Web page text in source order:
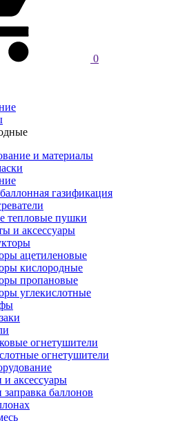
0
и материалы
газификация
тепловые пушки
и аксессуары
ацетиленовые
кислородные
пропановые
углекислотные
огнетушители
огнетушители
аксессуары
баллонов